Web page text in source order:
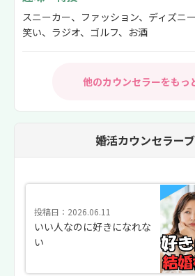
スニーカー、ファッション、ディズニ
笑い、ラジオ、ゴルフ、お酒
他のカウンセラーをもっ
婚活カウンセラー
投稿日：2026.06.11
いい人なのに好きになれな
い